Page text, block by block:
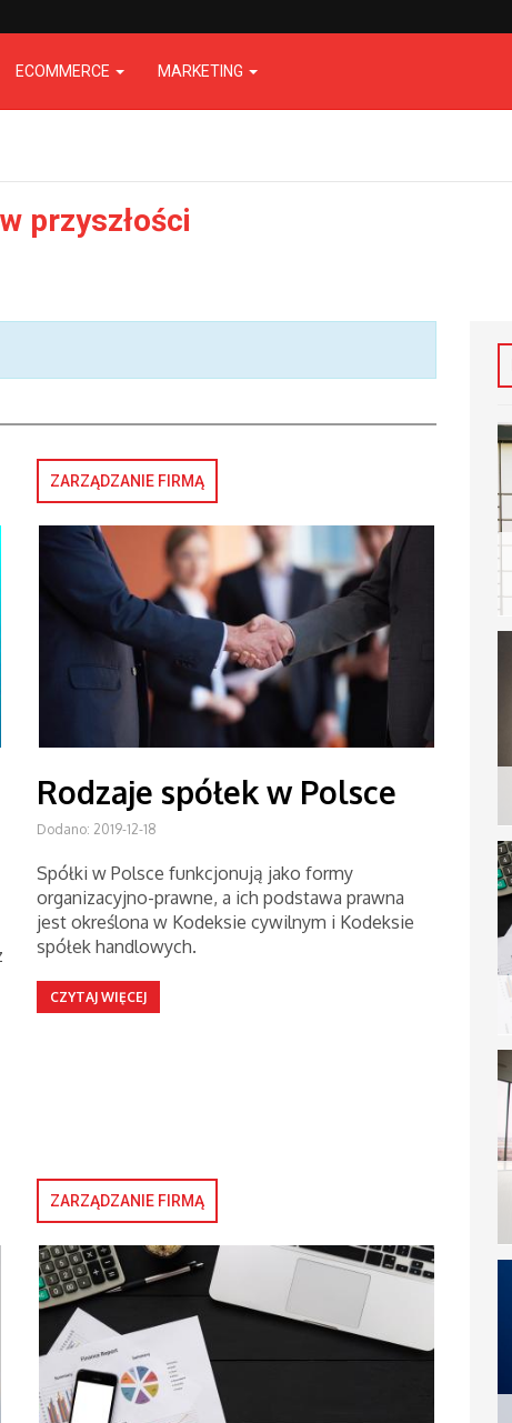
ECOMMERCE MARKETING
przyszłości
ZARZĄDZANIE FIRMĄ
Rodzaje spółek w Polsce
Dodano: 2019-12-18
Spółki w Polsce funkcjonują jako formy
organizacyjno-prawne, a ich podstawa prawna
jest określona w Kodeksie cywilnym i Kodeksie
spółek handlowych.
CZYTAJ WIĘCEJ
ZARZĄDZANIE FIRMĄ